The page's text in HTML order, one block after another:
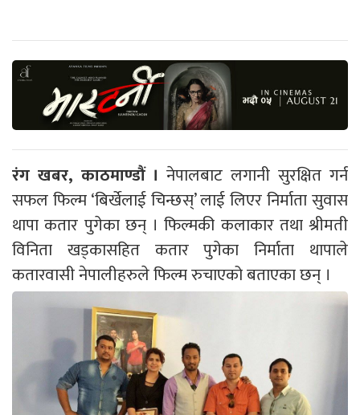
रंग खबर, काठमाण्डौं । नेपालबाट लगानी सुरक्षित गर्न
सफल फिल्म ‘बिर्खेलाई चिन्छस्’ लाई लिएर निर्माता सुवास
थापा कतार पुगेका छन् । फिल्मकी कलाकार तथा श्रीमती
विनिता खड्कासहित कतार पुगेका निर्माता थापाले
कतारवासी नेपालीहरुले फिल्म रुचाएको बताएका छन् ।